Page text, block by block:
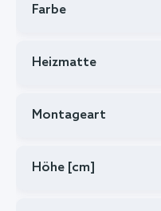
Farbe
Heizmatte
Montageart
Höhe [cm]